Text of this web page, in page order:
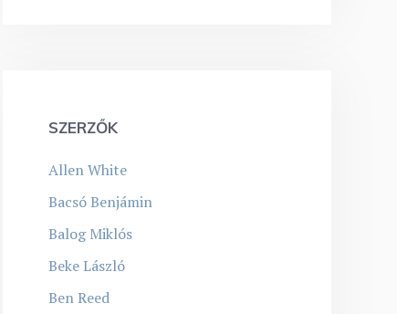
SZERZŐK
Allen White
Bacsó Benjámin
Balog Miklós
Beke László
Ben Reed